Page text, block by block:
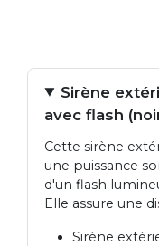
Sirène
avec flash
Cette sirène
une puissance
d'un flash
Elle assure une
Sirène